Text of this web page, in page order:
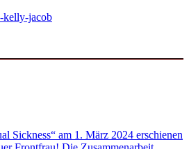
Sickness“ am 1. März 2024 erschienen